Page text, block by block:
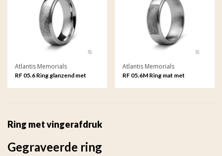
Atlantis Memorials
RF 05.6 Ring glanzend met
Atlantis Memorials
RF 05.6M Ring mat met
Ring met vingerafdruk
Gegraveerde ring